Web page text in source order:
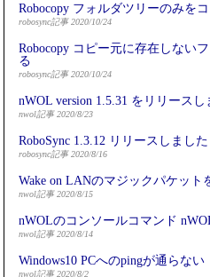
Robocopy フォルダツリーのみを
robosync記事 2020/10/24
Robocopy コピー元に存在しない
る
robosync記事 2020/10/24
nWOL version 1.5.31 をリリースし
nwol記事 2020/8/23
RoboSync 1.3.12 リリースしました
robosync記事 2020/8/16
Wake on LANのマジックパケット
nwol記事 2020/8/15
nWOLのコンソールコマンド
nwol記事 2020/8/14
Windows10 PCへのpingが通らない
nwol記事 2020/8/2